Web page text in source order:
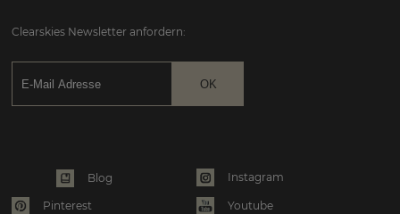
Clearskies Newsletter anfordern:
Blog Instagram
Pinterest
Youtube